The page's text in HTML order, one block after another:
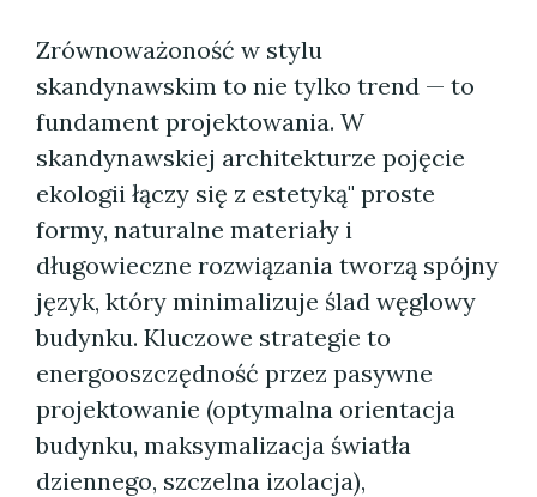
Zrównoważoność w stylu
skandynawskim to nie tylko trend — to
fundament projektowania. W
skandynawskiej architekturze pojęcie
ekologii łączy się z estetyką" proste
formy, naturalne materiały i
długowieczne rozwiązania tworzą spójny
język, który minimalizuje ślad węglowy
budynku. Kluczowe strategie to
energooszczędność przez pasywne
projektowanie (optymalna orientacja
budynku, maksymalizacja światła
dziennego, szczelna izolacja),